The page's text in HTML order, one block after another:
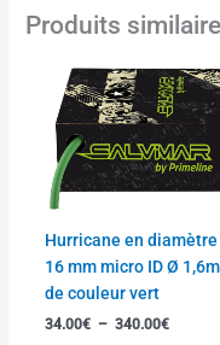
Produits
Hurricane en diamètre
16 mm micro ID Ø
de couleur vert
34.00€ – 340.00€
Plage
de
prix :
34.00€
à
340.00€
a